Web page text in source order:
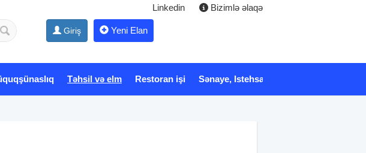
Linkedin Bizimlə əlaqə
Giriş Yeni Elan
Təhsil və elm Restoran işi Sənaye, Istehsalat